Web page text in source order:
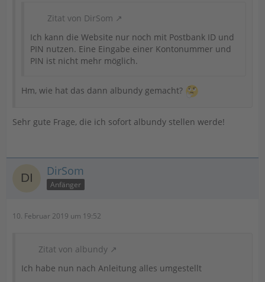
Zitat von DirSom
Ich kann die Website nur noch mit Postbank ID und
PIN nutzen. Eine Eingabe einer Kontonummer und
PIN ist nicht mehr möglich.
Hm, wie hat das dann albundy gemacht?
Sehr gute Frage, die ich sofort albundy stellen werde!
DirSom
Anfänger
10. Februar 2019 um 19:52
Zitat von albundy
Ich habe nun nach Anleitung alles umgestellt